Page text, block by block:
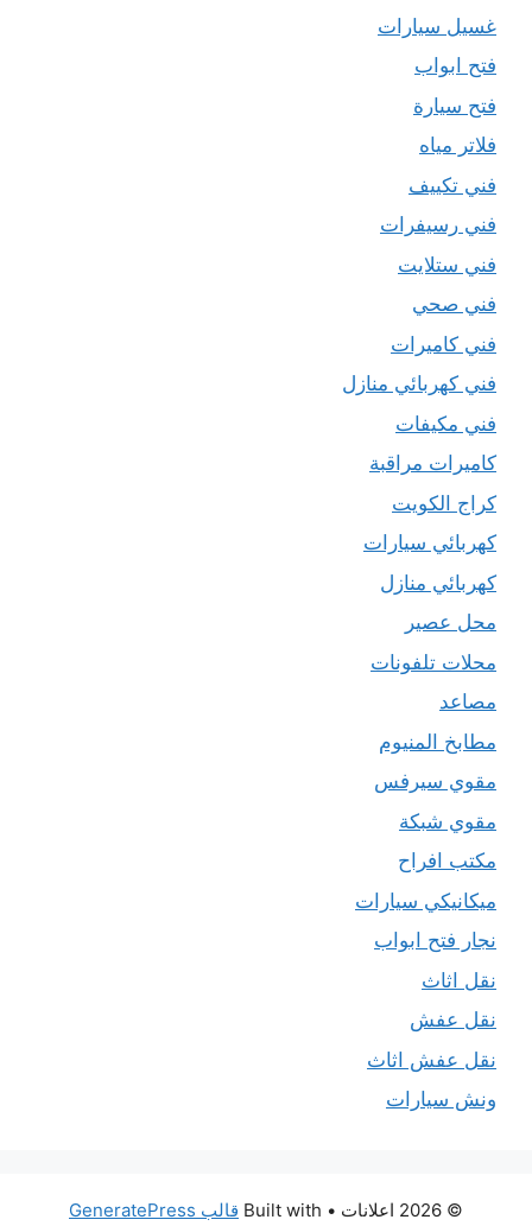
غسيل سيارات
فتح ابواب
فتح سيارة
فلاتر مياه
فني تكييف
فني رسيفرات
فني ستلايت
فني صحي
فني كاميرات
فني كهربائي منازل
فني مكيفات
كاميرات مراقبة
كراج الكويت
كهربائي سيارات
كهربائي منازل
محل عصير
محلات تلفونات
مصاعد
مطابخ المنيوم
مقوي سيرفس
مقوي شبكة
مكتب افراح
ميكانيكي سيارات
نجار فتح ابواب
نقل اثاث
نقل عفش
نقل عفش اثاث
ونش سيارات
© 2026 اعلانات • Built with قالب GeneratePress